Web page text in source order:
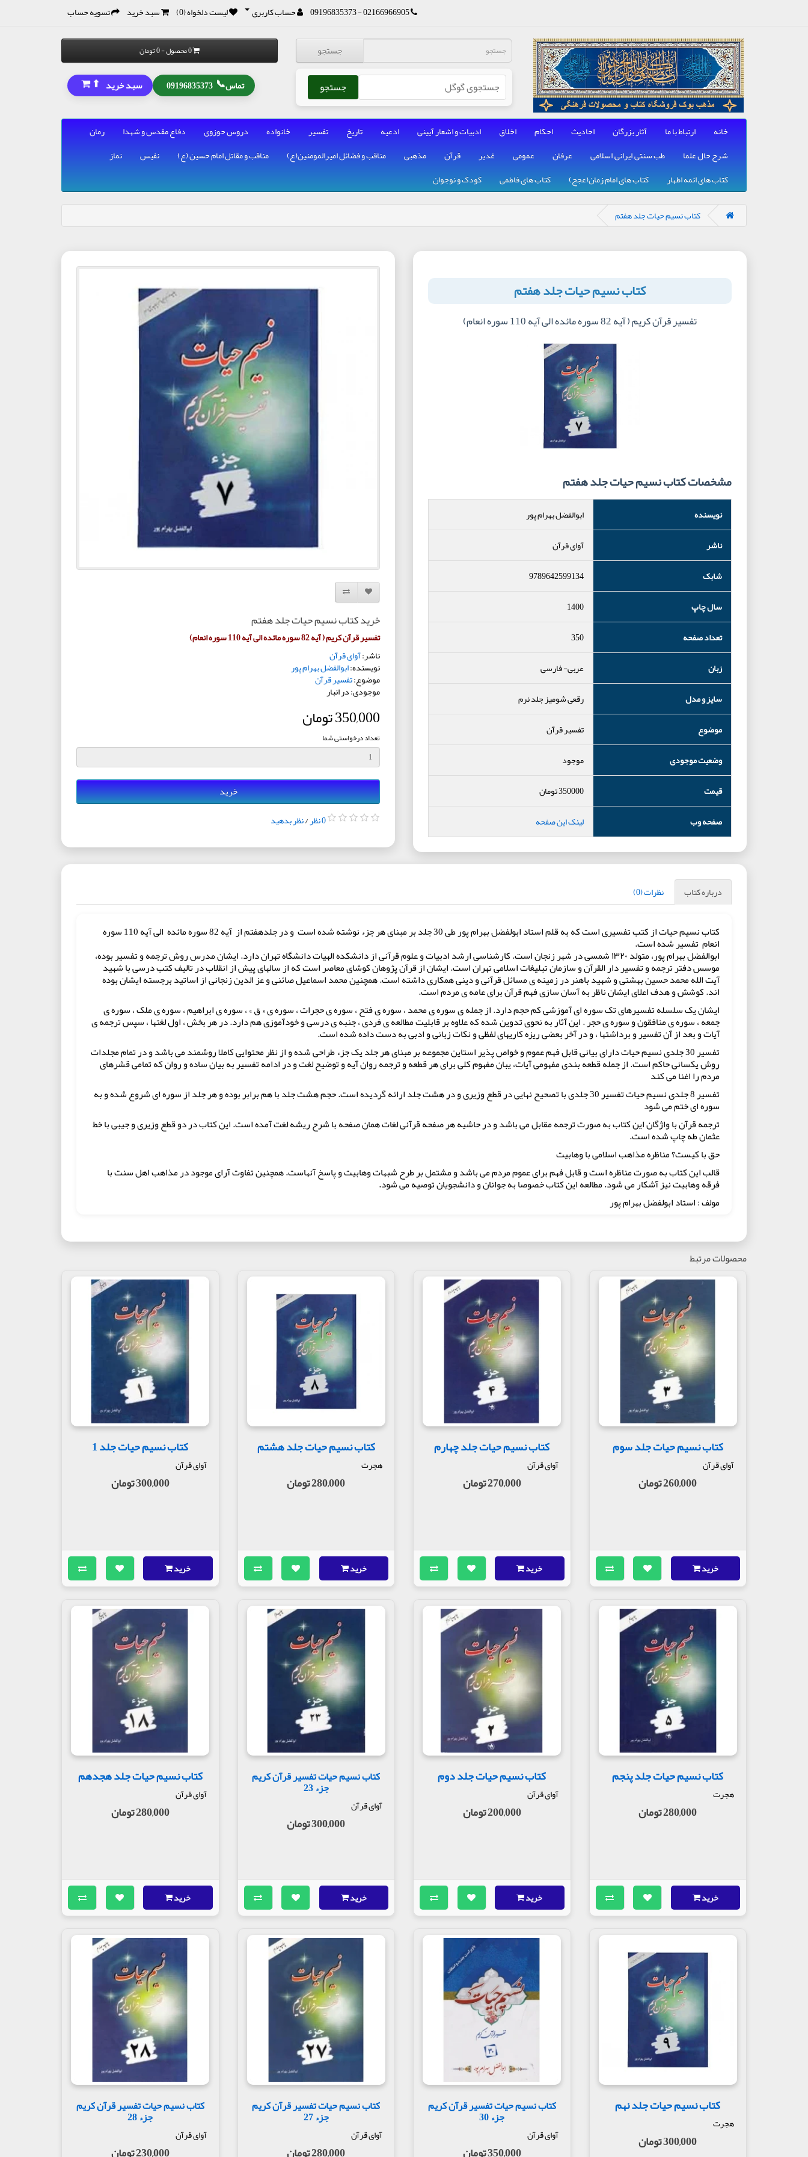
02166966905 - 09196835373 حساب کاربری لیست دلخواه (0) سبد خرید تسویه حساب
جستجو
جستجو
0 محصول - 0 تومان
تماس📞
09196835373 سبد خرید ⬆
خانه ارتباط با ما آثار بزرگان احادیث احکام اخلاق ادبیات و اشعار آیینی ادعیه تاریخ تفسیر خانواده دروس حوزوی دفاع مقدس و شهدا
رمان
شرح حال علما
طب سنتی, ایرانی, اسلامی عرفان عمومی غدیر قرآن مذهبی مناقب و فضائل امیرالمومنین(ع) مناقب و مقاتل امام حسین (ع) نفیس
نماز
کتاب های ائمه اطهار
کتاب های امام زمان(عجج) کتاب های فاطمی کودک و نوجوان
کتاب نسیم حیات جلد هفتم
کتاب نسیم حیات جلد هفتم
تفسیر قرآن کریم ( آیه 82 سوره مائده الی آیه 110 سوره انعام)
مشخصات کتاب نسیم حیات جلد هفتم
نویسنده
ابوالفضل بهرام پور
ناشر
آوای قرآن
شابک
9789642599134
سال چاپ
1400
تعداد صفحه
350
زبان
عربی- فارسی
سایز و مدل
رقعی شومیز جلد نرم
موضوع
تفسیر قرآن
وضعیت موجودی
موجود
قیمت
350000تومان
صفحه وب
لینک این صفحه
افزودن به لیست دلخواه
مقایسه این محصول
خرید کتاب نسیم حیات جلد هفتم
تفسیر قرآن کریم ( آیه 82 سوره مائده الی آیه 110 سوره انعام)
ناشر:آوای قرآن
نویسنده:ابوالفضل بهرام پور
موضوع:تفسیر قرآن
موجودی: در انبار
350,000 تومان
تعداد درخواستی شما
خرید
0 نظر /نظر بدهید
درباره کتاب نظرات (0)
کتاب نسیم حیات از کتب تفسیری است که به قلم استاد ابولفضل بهرام پور طی 30 جلد بر مبنای هر جزء نوشته شده است و در جلدهفتم از آیه 82 سوره مائده الی آیه 110 سوره
انعام تفسیر شده است.
ابوالفضل بهرام پور، متولد ۱۳۲۰ شمسی در شهر زنجان است. کارشناسی ارشد ادبیات و علوم قرآنی از دانشکده الهیات دانشگاه تهران دارد. ایشان مدرس روش ترجمه و تفسیر بوده،
موسس دفتر ترجمه و تفسیر دار القرآن و سازمان تبلیغات اسلامی تهران است. ایشان از قرآن پژوهان کوشای معاصر است که از سالهای پیش از انقلاب در تالیف کتب درسی با شهید
آیت الله محمد حسین بهشتی و شهید باهنر در زمینه ی مسائل قرآنی و دینی همکاری داشته است. همچنین محمد اسماعیل صائنی و عز الدین زنجانی از اساتید برجسته ایشان بوده
اند. کوشش و هدف اعلای ایشان ناظر به آسان سازی فهم قرآن برای عامه ی مردم است.
ایشان یک سلسله تفسیرهای تک سوره ای آموزشی کم حجم دارد. از جمله ی سوره ی محمد ، سوره ی فتح ، سوره ی حجرات ، سوره ی « ق » ، سوره ی ابراهیم ، سوره ی ملک ، سوره ی
جمعه ، سوره ی منافقون و سوره ی حجر . این آثار به نحوی تدوین شده که علاوه بر قابلیت مطالعه ی فردی ، جنبه ی درسی و خودآموزی هم دارد. در هر بخش ، اول لغتها ، سپس ترجمه ی
آیات و بعد از آن تفسیر و برداشتها ، و در آخر بعضی ریزه کاریهای لفظی و نکات زبانی و ادبی به دست داده شده است.
تفسیر 30 جلدی نسیم حیات دارای بیانی قابل فهم عموم و خواص پذیر استاین مجموعه بر مبنای هر جلد یک جزء طراحی شده و از نظر محتوایی کاملا روشمند می باشد و در تمام مجلدات
روش یکسانی حاکم است. از جمله قطعه بندی مفهومی آیات، یبان مفهوم کلی برای هر قطعه و ترجمه روان آیه و توضیح لغت و در ادامه تفسیر به بیان ساده و روان که تمامی قشرهای
مردم را اغنا می کند
تفسیر 8 جلدی نسیم حیات تفسیر 30 جلدی با تصحیح نهایی در قطع وزیری و در هشت جلد ارائه گردیده است. حجم هشت جلد با هم برابر بوده و هر جلد از سوره ای شروع شده و به
سوره ای ختم می شود
ترجمه قرآن با واژگان این کتاب به صورت ترجمه مقابل می باشد و در حاشیه هر صفحه قرآنی لغات همان صفحه با شرح ریشه لغت آمده است. این کتاب در دو قطع وزیری و جیبی با خط
عثمان طه چاپ شده است.
حق با کیست؟ مناظره مذاهب اسلامی با وهابیت
قالب این کتاب به صورت مناظره است و قابل فهم برای عموم مردم می باشد و مشتمل بر طرح شبهات وهابیت و پاسخ آنهاست. همچنین تفاوت آرای موجود در مذاهب اهل سنت با
فرقه وهابیت نیز آشکار می شود. مطالعه این کتاب خصوصا به جوانان و دانشجویان توصیه می شود.
مولف : استاد ابولفضل بهرام پور
محصولات مرتبط
کتاب نسیم حیات جلد سوم
آوای قرآن
260,000 تومان
خرید
کتاب نسیم حیات جلد چهارم
آوای قرآن
270,000 تومان
خرید
کتاب نسیم حیات جلد هشتم
هجرت
280,000 تومان
خرید
کتاب نسیم حیات جلد 1
آوای قرآن
300,000 تومان
خرید
کتاب نسیم حیات جلد پنجم
هجرت
280,000 تومان
خرید
کتاب نسیم حیات جلد دوم
آوای قرآن
200,000 تومان
خرید
کتاب نسیم حیات تفسیر قرآن کریم
جزء 23
آوای قرآن
300,000 تومان
خرید
کتاب نسیم حیات جلد هجدهم
آوای قرآن
280,000 تومان
خرید
کتاب نسیم حیات جلد نهم
هجرت
300,000 تومان
کتاب نسیم حیات تفسیر قرآن کریم
جزء 30
آوای قرآن
کتاب نسیم حیات تفسیر قرآن کریم
جزء 27
آوای قرآن
کتاب نسیم حیات تفسیر قرآن کریم
جزء 28
آوای قرآن